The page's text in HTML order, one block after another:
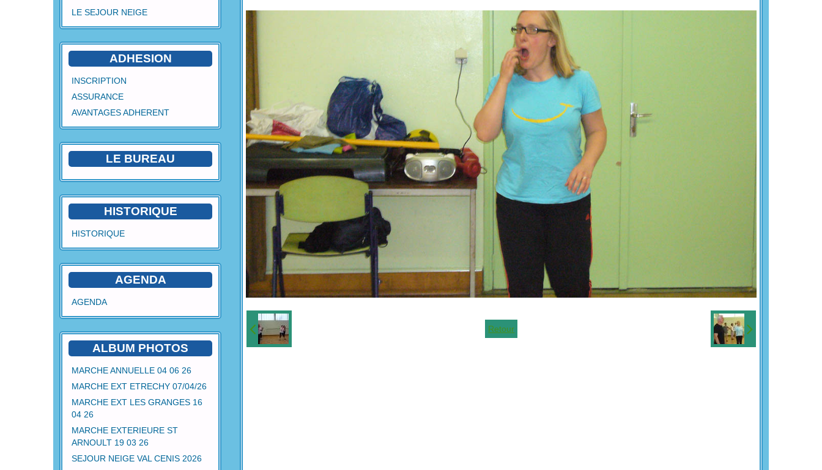
LE SEJOUR NEIGE
ADHESION
INSCRIPTION
ASSURANCE
AVANTAGES ADHERENT
LE BUREAU
HISTORIQUE
HISTORIQUE
AGENDA
AGENDA
ALBUM PHOTOS
MARCHE ANNUELLE 04 06 26
MARCHE EXT ETRECHY 07/04/26
MARCHE EXT LES GRANGES 16
04 26
MARCHE EXTERIEURE ST
ARNOULT 19 03 26
SEJOUR NEIGE VAL CENIS 2026
Retour